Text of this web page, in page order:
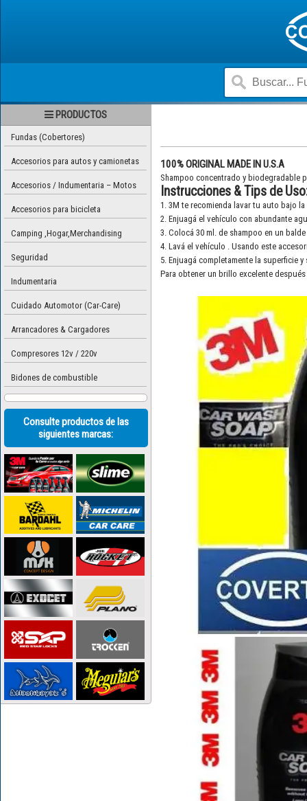
PRODUCTOS
Fundas (Cobertores)
Accesorios para autos y camionetas
Accesorios / Indumentaria – Motos
Accesorios para bicicleta
Camping ,Hogar,Merchandising
Seguridad
Indumentaria
Cuidado Automotor (Car-Care)
Arrancadores & Cargadores
Compresores 12v / 220v
Bidones de combustible
Consulte productos de las
siguientes marcas:
100% ORIGINAL MADE IN U.S.A
Shampoo concentrado y biodegradable
Instrucciones & Tips de
1. 3M te recomienda lavar tu auto bajo la
2. Enjuagá el vehículo con abundante
3. Colocá 30 ml. de shampoo en un
4. Lavá el vehículo . Usando este
5. Enjuagá completamente la superficie
Para obtener un brillo excelente